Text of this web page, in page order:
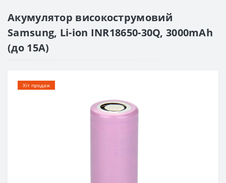
Акумулятор високострумовий
Samsung, Li-ion INR18650-30Q, 3000mAh
(до 15А)
Хіт продаж